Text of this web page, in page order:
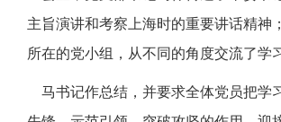
主旨演讲和考察上海时的重要讲话精
所在的党小组，从不同的角度交流了学
马书记作总结，并要求全体党员把学